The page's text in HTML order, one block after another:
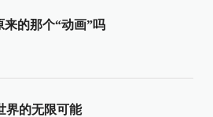
的那个“动画”吗
界的无限可能